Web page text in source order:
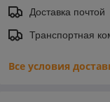
Доставка почтой
Транспортная
Все условия